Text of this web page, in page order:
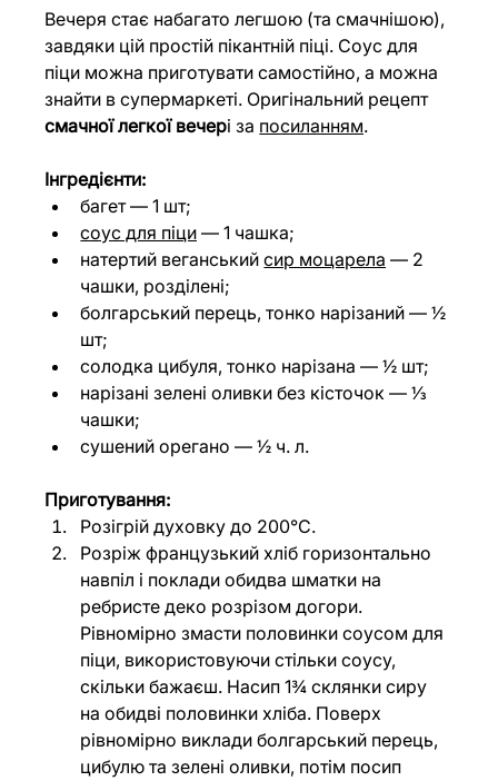
Вечеря стає набагато легшою (та смачнішою),
завдяки цій простій пікантній піці. Соус для
піци можна приготувати самостійно, а можна
знайти в супермаркеті. Оригінальний рецепт
смачної легкої вечері за посиланням.
Інгредієнти:
багет — 1 шт;
соус для піци — 1 чашка;
натертий веганський сир моцарела — 2
чашки, розділені;
болгарський перець, тонко нарізаний — ½
шт;
солодка цибуля, тонко нарізана — ½ шт;
нарізані зелені оливки без кісточок — ⅓
чашки;
сушений орегано — ½ ч. л.
Приготування:
Розігрій духовку до 200°C.
Розріж французький хліб горизонтально
навпіл і поклади обидва шматки на
ребристе деко розрізом догори.
Рівномірно змасти половинки соусом для
піци, використовуючи стільки соусу,
скільки бажаєш. Насип 1¾ склянки сиру
на обидві половинки хліба. Поверх
рівномірно виклади болгарський перець,
цибулю та зелені оливки, потім посип